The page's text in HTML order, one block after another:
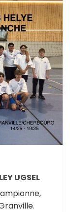
UGSEL